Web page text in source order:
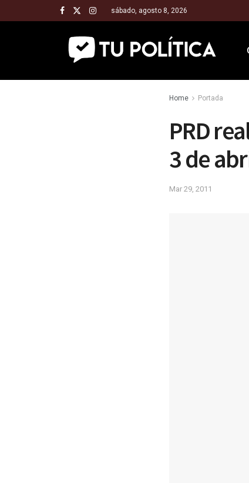
sábado, agosto 8, 2026
Home Portada
PRD
3 de
Mar 29, 2011